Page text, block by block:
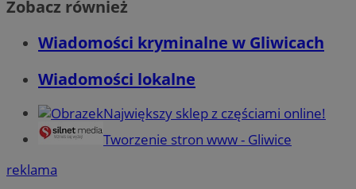
Zobacz również
Wiadomości kryminalne w Gliwicach
Wiadomości lokalne
Największy sklep z częściami online!
Tworzenie stron www - Gliwice
reklama